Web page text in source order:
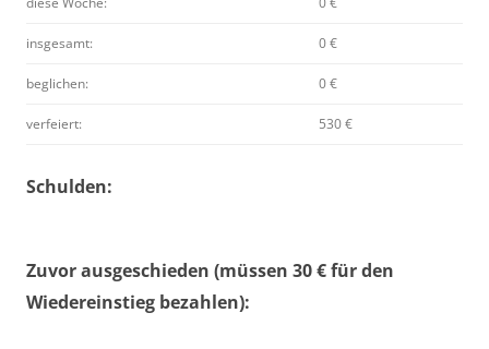
insgesamt: 0 €
beglichen: 0 €
verfeiert: 530 €
Schulden:
Zuvor ausgeschieden (müssen 30 € für den
Wiedereinstieg bezahlen):